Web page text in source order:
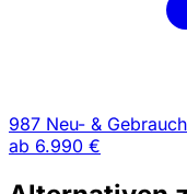
987 Neu- &
ab 6.990 €